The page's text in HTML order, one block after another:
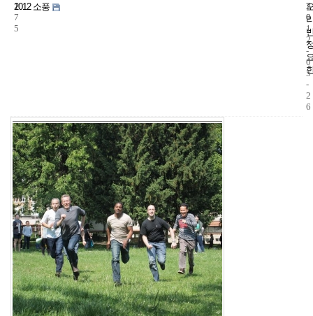
1
7
5
2012 소풍
7
0
2
0
1
2
-
0
5
-
2
6